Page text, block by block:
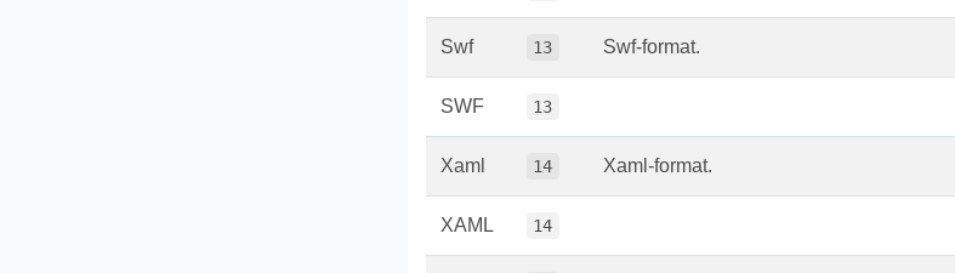
Swf 13 Swf-format.
SWF 13
Xaml 14 Xaml-format.
XAML 14